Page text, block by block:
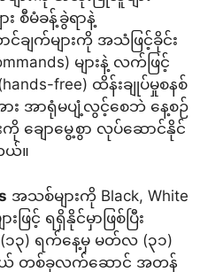
း စီမံခန့်ခွဲရာနဲ့
ျက်များကို အသံဖြင့်ခိုင်း
များနဲ့ လက်ဖြင့်
free) ထိန်းချုပ်မှုစနစ်
ား အာရုံမပျံ့လွင့်စေဘဲ နေ့စဉ်
ကို ချောမွေ့စွာ လုပ်ဆောင်နိုင်
ယ်။
အသစ်များကို Black, White
ဖြင့် ရရှိနိုင်မှာဖြစ်ပြီး
၁၃) ရက်နေ့မှ မတ်လ (၃၁)
တစ်ခုလက်ဆောင် အတန်